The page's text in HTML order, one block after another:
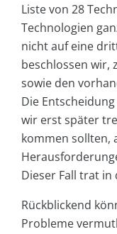
Liste von 28
Technologien
nicht auf eine
beschlossen wir,
sowie den
Die
wir erst später
kommen sollten,
Dieser Fall trat in
Rückblickend
Probleme